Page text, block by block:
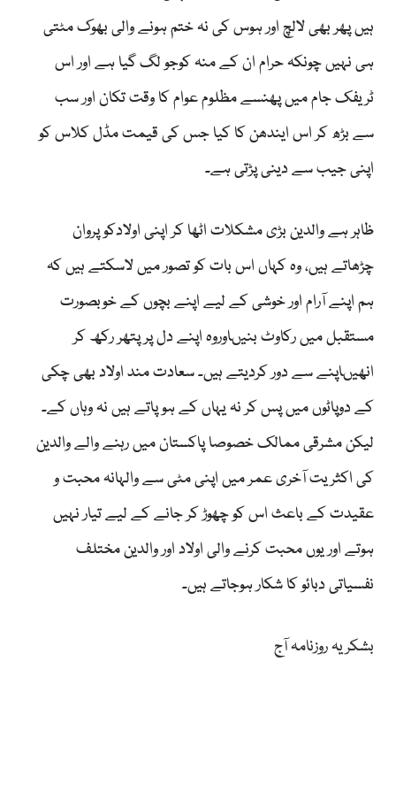
ہیں پھر بھی لالچ اور ہوس کی نہ ختم ہونے والی بھوک مٹتی
ہی نہیں چونکہ حرام ان کے منہ کوجو لگ گیا ہے اور اس
ٹریفک جام میں پھنسے مظلوم عوام کا وقت تکان اور سب
سے بڑھ کر اس ایندھن کا کیا جس کی قیمت مڈل کلاس کو
اپنی جیب سے دینی پڑتی ہے۔
ظاہر ہے والدین بڑی مشکلات اٹھا کر اپنی اولادکو پروان
چڑھاتے ہیں، وہ کہاں اس بات کو تصور میں لاسکتے ہیں کہ
ہم اپنے آرام اور خوشی کے لیے اپنے بچوں کے خوبصورت
مستقبل میں رکاوٹ بنیںاوروہ اپنے دل پر پتھر رکھ کر
انھیںاپنے سے دور کردیتے ہیں۔ سعادت مند اولاد بھی چکی
کے دوپاٹوں میں پس کر نہ یہاں کے ہو پاتے ہیں نہ وہاں کے۔
لیکن مشرقی ممالک خصوصا پاکستان میں رہنے والے والدین
کی اکثریت آخری عمر میں اپنی مٹی سے والہانہ محبت و
عقیدت کے باعث اس کو چھوڑ کر جانے کے لیے تیار نہیں
ہوتے اور یوں محبت کرنے والی اولاد اور والدین مختلف
نفسیاتی دبائو کا شکار ہوجاتے ہیں۔
بشکریہ روزنامہ آج